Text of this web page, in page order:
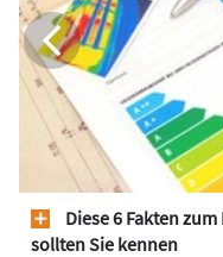
Diese 6 Fakten
sollten Sie kennen